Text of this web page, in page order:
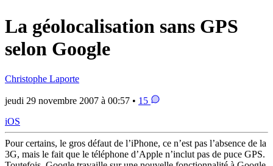
La géolocalisation sans GPS
selon Google
Christophe Laporte
jeudi 29 novembre 2007 à 00:57 • 15
iOS
Pour certains, le gros défaut de l’iPhone, ce n’est pas l’absence de la
3G, mais le fait que le téléphone d’Apple n’inclut pas de puce GPS.